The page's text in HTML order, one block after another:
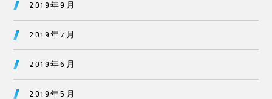
2019年9月
2019年7月
2019年6月
2019年5月